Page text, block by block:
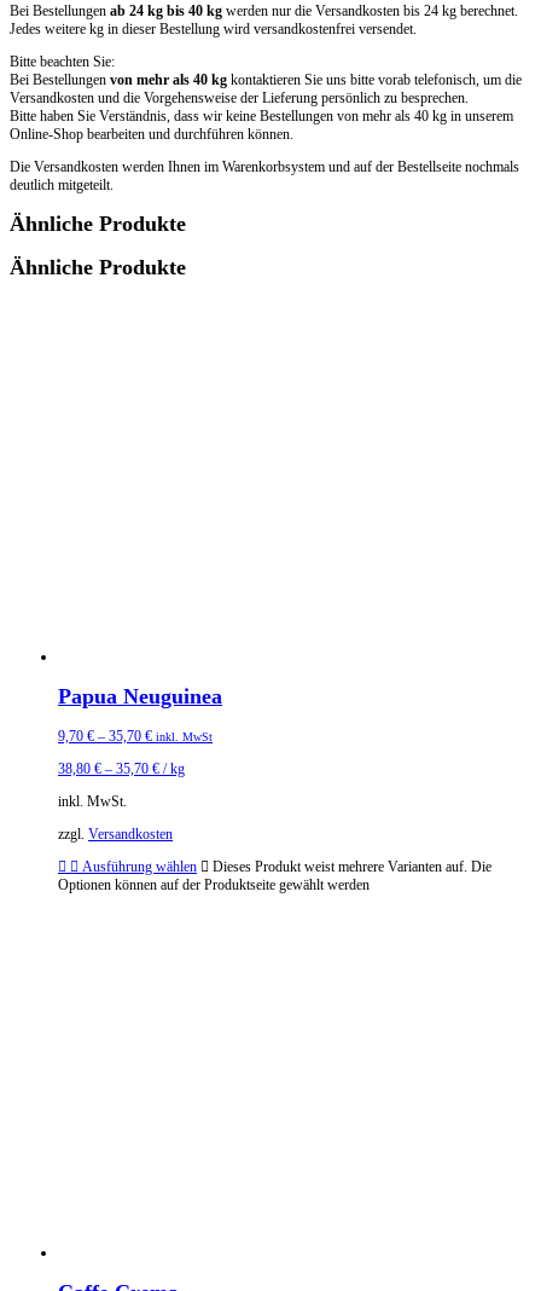
Bei Bestellungen ab 24 kg bis 40 kg werden nur die Versandkosten bis 24 kg berechnet.
Jedes weitere kg in dieser Bestellung wird versandkostenfrei versendet.
Bitte beachten Sie:
Bei Bestellungen von mehr als 40 kg kontaktieren Sie uns bitte vorab telefonisch, um die
Versandkosten und die Vorgehensweise der Lieferung persönlich zu besprechen.
Bitte haben Sie Verständnis, dass wir keine Bestellungen von mehr als 40 kg in unserem
Online-Shop bearbeiten und durchführen können.
Die Versandkosten werden Ihnen im Warenkorbsystem und auf der Bestellseite nochmals
deutlich mitgeteilt.
Ähnliche Produkte
Ähnliche Produkte
Papua Neuguinea
9,70 € – 35,70 € inkl. MwSt
38,80 € – 35,70 € /kg
inkl. MwSt.
zzgl. Versandkosten
Ausführung wählen
Dieses Produkt weist mehrere Varianten auf. Die
Optionen können auf der Produktseite gewählt werden